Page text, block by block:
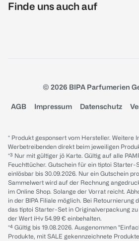
Finde uns auch auf
© 2026 BIPA Parfumerien
AGB Impressum Datenschutz
* Produkt gesponsert vom Hersteller. Weitere
Werbetreibenden direkt beim jeweiligen
*³ Nur mit gültiger jö Karte. Gültig auf alle
Feuchttücher. Gutschein für ein tiptoi Starter-
einlösbar bis 30.09.2026. Nur ein Gutschein
Sammelwert wird auf der Rechnung
im Online Shop. Solange der Vorrat reicht.
in der BIPA Filiale möglich. Bei Retournierung
das tiptoi Starter-Set in Originalverpackung
der Wert iHv 54.99 € einbehalten.
*⁴ Gültig bis 19.08.2026. Ausgenommen
Produkte, mit SALE gekennzeichnete